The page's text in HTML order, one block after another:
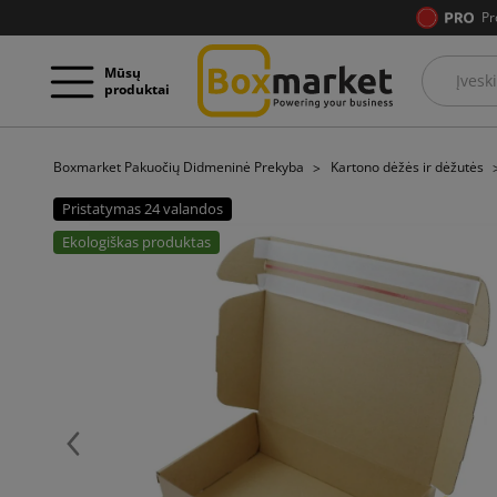
Mūsų
produktai
Boxmarket Pakuočių Didmeninė Prekyba Kartono dėžės ir dėžutės
Pristatymas 24 valandos
Ekologiškas produktas
Ankstesnis